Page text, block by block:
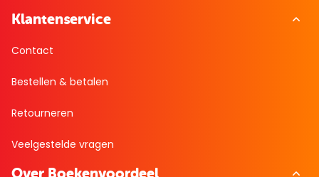
Klantenservice
Contact
Bestellen & betalen
Retourneren
Veelgestelde vragen